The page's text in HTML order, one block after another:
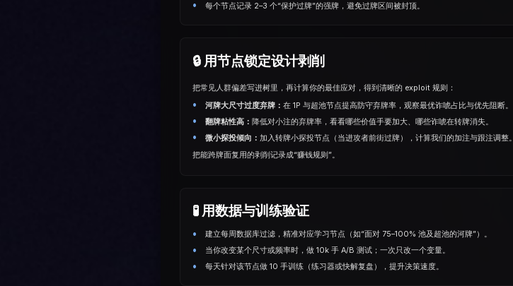
每个节点记录 2–3 个“保护过牌”的强牌，避免过牌区间被封顶。
🔒 用节点锁定设计剥削
把常见人群偏差写进树里，再计算你的最佳应对，得到清晰的 exploit 规则：
河牌大尺⼨过度弃牌：在 1P 与超池节点提高防守弃牌率，观察最优诈唬占比与优先阻断。
翻牌粘性高：降低对小注的弃牌率，看看哪些价值手要加大、哪些诈唬在转牌消失。
微小探投倾向：加入转牌小探投节点（当进攻者前街过牌），计算我们的加注与跟注调整。
把能跨牌面复用的剥削记录成“赚钱规则”。
🧪 用数据与训练验证
建立每周数据库过滤，精准对应学习节点（如“面对 75–100% 池及超池的河牌”）。
当你改变某个尺⼨或频率时，做 10k 手 A/B 测试；一次只改一个变量。
每天针对该节点做 10 手训练（练习器或快解复盘），提升决策速度。